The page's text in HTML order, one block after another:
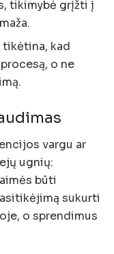
tikimybė grįžti į
tikėtina, kad
o ne
vargu ar
ugnių:
būti
sukurti
o sprendimus